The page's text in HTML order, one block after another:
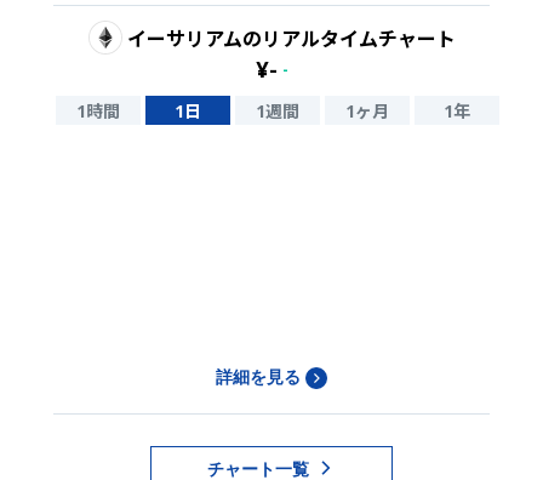
イーサリアムのリアルタイムチャート
¥- -
1時間 1日 1週間 1ヶ月 1年
詳細を見る
チャート一覧